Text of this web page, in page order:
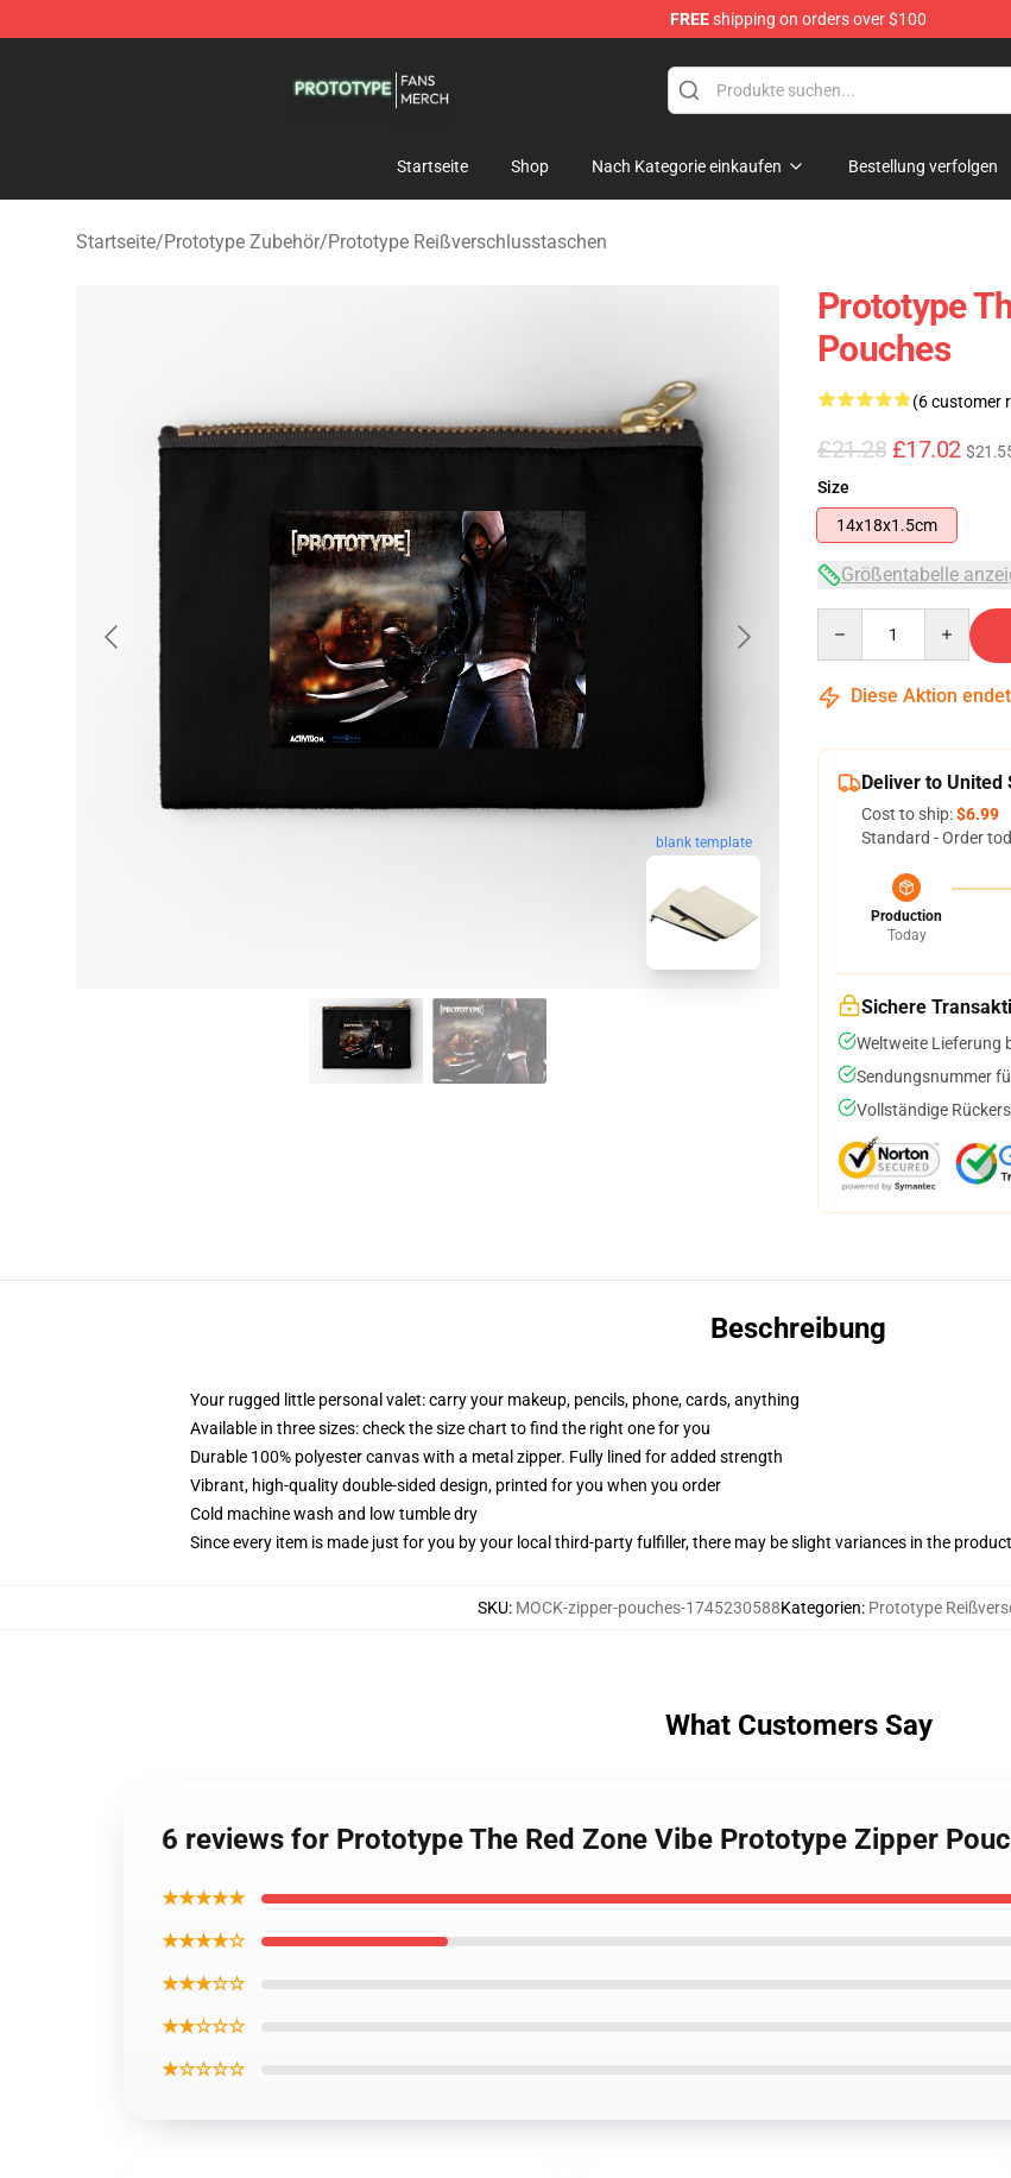
FREEshipping on orders over $100
Startseite Shop Nach Kategorie einkaufen Bestellung verfolgen
Startseite/Prototype Zubehör/Prototype Reißverschlusstaschen
blank template
Prototype
Pouches
(6 customer
£21.28 £17.02
Size
14x18x1.5cm
Größentabelle
Diese Aktion
Deliver to United
Cost to ship:$6.99
Standard - Order
Production
Today
Sichere
Weltweite Lieferung
Sendungsnummer
Vollständige
Beschreibung
Your rugged little personal valet: carry your makeup, pencils, phone, cards, anything
Available in three sizes: check the size chart to find the right one for you
Durable 100% polyester canvas with a metal zipper. Fully lined for added strength
Vibrant, high-quality double-sided design, printed for you when you order
Cold machine wash and low tumble dry
Since every item is made just for you by your local third-party fulfiller, there may be slight variances in the
SKU: MOCK-zipper-pouches-1745230588Kategorien: Prototype
What Customers Say
6 reviews for Prototype The Red Zone Vibe Prototype Zipper
★★★★★
★★★★☆
★★★☆☆
★★☆☆☆
★☆☆☆☆